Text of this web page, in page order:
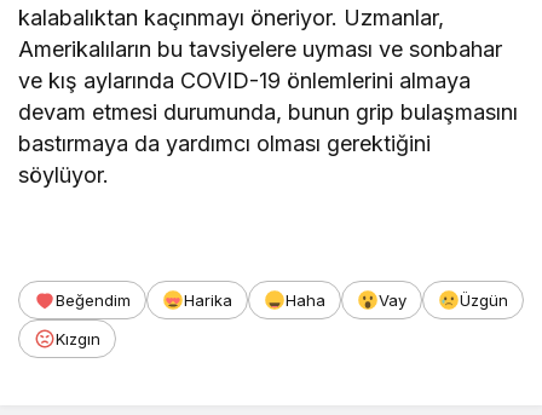
kalabalıktan kaçınmayı öneriyor. Uzmanlar,
Amerikalıların bu tavsiyelere uyması ve sonbahar
ve kış aylarında COVID-19 önlemlerini almaya
devam etmesi durumunda, bunun grip bulaşmasını
bastırmaya da yardımcı olması gerektiğini
söylüyor.
Beğendim Harika Haha Vay
Üzgün
Kızgın